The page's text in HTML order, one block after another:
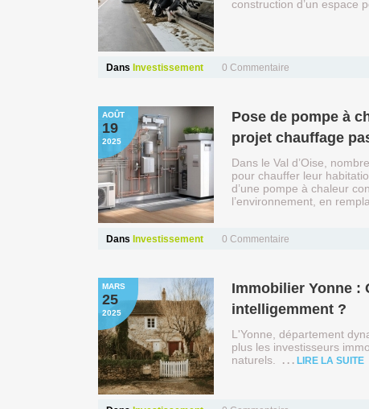
construction d’un
Dans Investissement 0 Commentaire
AOÛT
19
2025
Pose de pompe à chaleur dans le Val d’Oise : réussir son
projet chauffage
Dans le Val d’Oise,
pour chauffer leur
d’une pompe à chaleur
l’environnement, en
Dans Investissement 0 Commentaire
MARS
25
2025
Immobilier Yonne : Quelles villes choisir pour investir
intelligemment ?
L'Yonne, département
plus les investisseurs
naturels.
LIRE LA SUITE